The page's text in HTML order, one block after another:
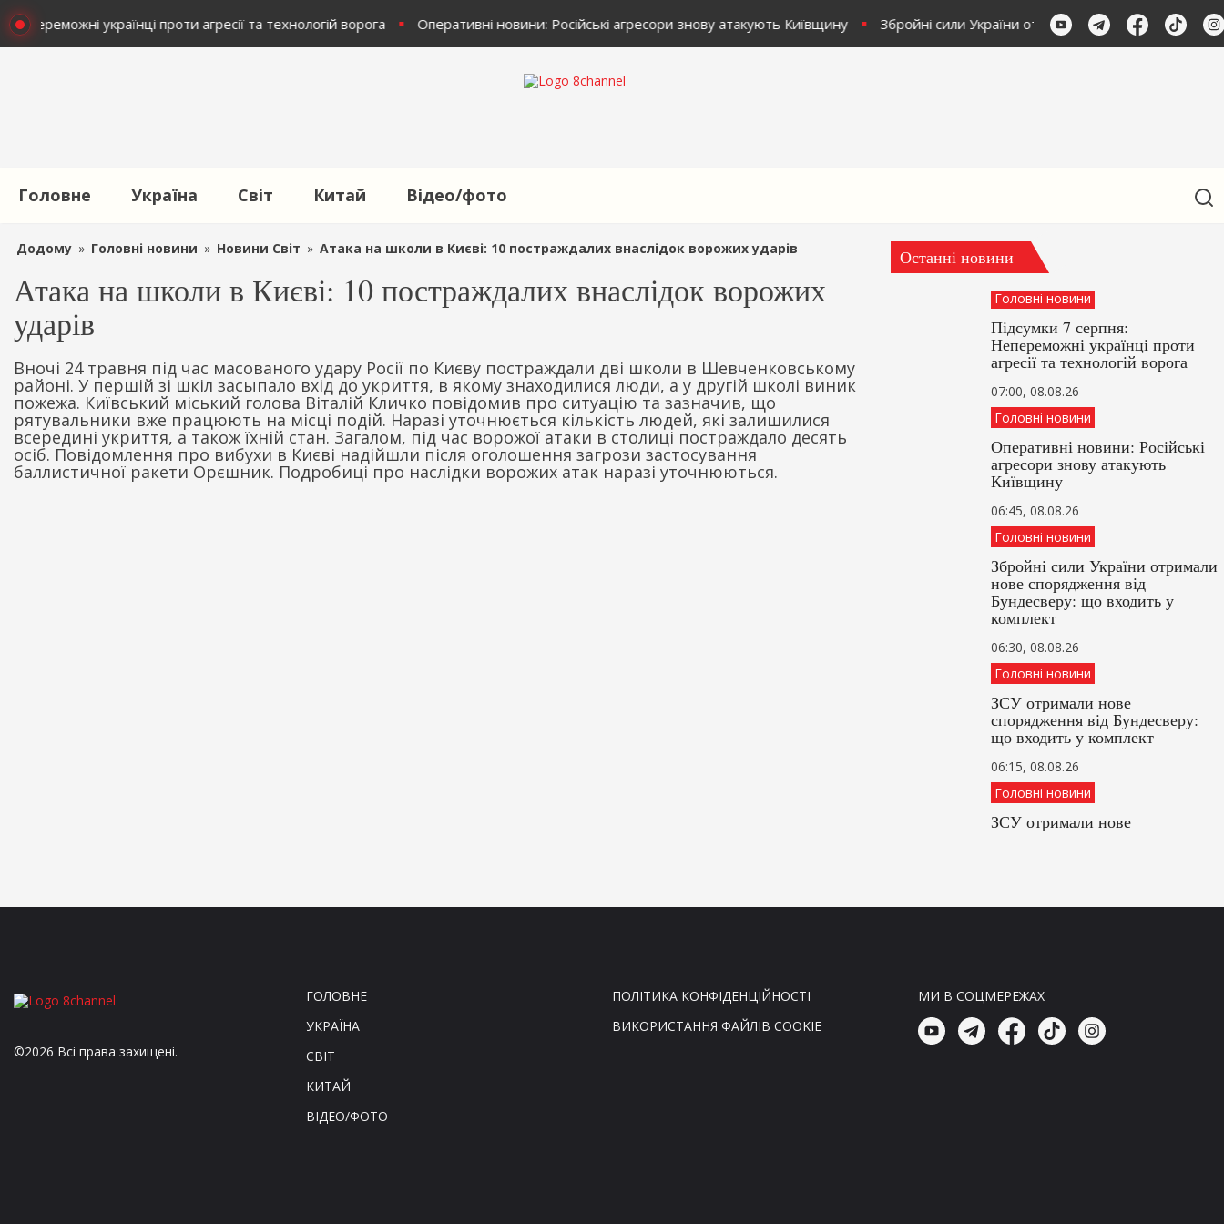
українці проти агресії та технологій ворога Оперативні новини: Російські агресори знову атакують Київщину Збройні сили України отримали нове спорядження
Головне Україна Світ Китай Відео/фото
Додому » Головні новини » Новини Світ » Атака на школи в Києві: 10 постраждалих внаслідок ворожих ударів
Атака на школи в Києві: 10 постраждалих внаслідок ворожих
ударів
Вночі 24 травня під час масованого удару Росії по Києву постраждали дві школи в Шевченковському
районі. У першій зі шкіл засыпало вхід до укриття, в якому знаходилися люди, а у другій школі виник
пожежа. Київський міський голова Віталій Кличко повідомив про ситуацію та зазначив, що
рятувальники вже працюють на місці подій. Наразі уточнюється кількість людей, які залишилися
всередині укриття, а також їхній стан. Загалом, під час ворожої атаки в столиці постраждало десять
осіб. Повідомлення про вибухи в Києві надійшли після оголошення загрози застосування
баллистичної ракети Орєшник. Подробиці про наслідки ворожих атак наразі уточнюються.
Останні новини
Головні новини
Підсумки 7 серпня:
Непереможні українці проти
агресії та технологій ворога
07:00, 08.08.26
Головні новини
Оперативні новини: Російські
агресори знову атакують
Київщину
06:45, 08.08.26
Головні новини
Збройні сили України отримали
нове спорядження від
Бундесверу: що входить у
комплект
06:30, 08.08.26
Головні новини
ЗСУ отримали нове
спорядження від Бундесверу:
що входить у комплект
06:15, 08.08.26
Головні новини
ЗСУ отримали нове
спорядження від Бундесверу:
Головні новини
05:45, 08.08.26
Головні новини
©2026 Всі права захищені.
ГОЛОВНЕ
УКРАЇНА
СВІТ
КИТАЙ
ВІДЕО/ФОТО
ПОЛІТИКА КОНФІДЕНЦІЙНОСТІ
ВИКОРИСТАННЯ ФАЙЛІВ COOKIE
МИ В СОЦМЕРЕЖАХ